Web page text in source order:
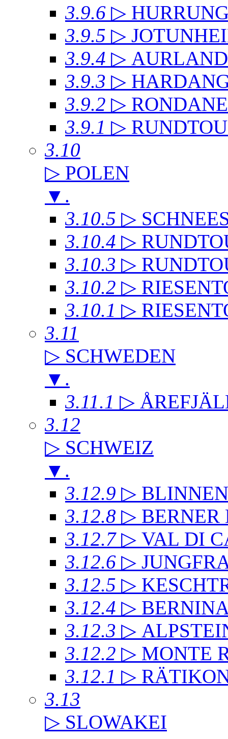
3.9.6 ▷
3.9.5 ▷
3.9.4 ▷
3.9.3 ▷
3.9.2 ▷
3.9.1 ▷
3.10
▷ POLEN
▼ .
3.10.5 ▷
3.10.4 ▷
3.10.3 ▷
3.10.2 ▷
3.10.1 ▷
3.11
▷ SCHWEDEN
▼ .
3.11.1 ▷
3.12
▷ SCHWEIZ
▼ .
3.12.9 ▷
3.12.8 ▷ BERNER
3.12.7 ▷ VAL DI
3.12.6 ▷
3.12.5 ▷
3.12.4 ▷
3.12.3 ▷
3.12.2 ▷ MONTE
3.12.1 ▷
3.13
▷ SLOWAKEI